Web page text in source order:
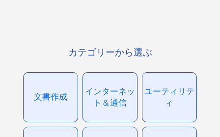
カテゴリーから選ぶ
文書作成
インターネッ
ト＆通信
ユーティリテ
ィ